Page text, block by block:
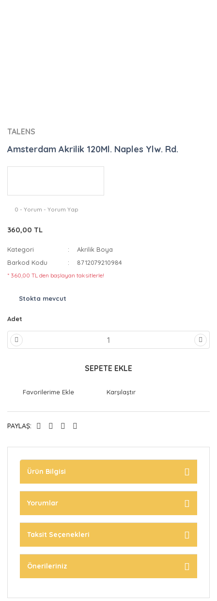
TALENS
Amsterdam Akrilik 120Ml. Naples Ylw. Rd.
0 - Yorum - Yorum Yap
360,00 TL
Kategori
Akrilik Boya
Barkod Kodu
8712079210984
* 360,00 TL den başlayan taksitlerle!
Stokta mevcut
Adet
SEPETE EKLE
Karşılaştır
PAYLAŞ:
Ürün Bilgisi
Yorumlar
Taksit Seçenekleri
Önerileriniz